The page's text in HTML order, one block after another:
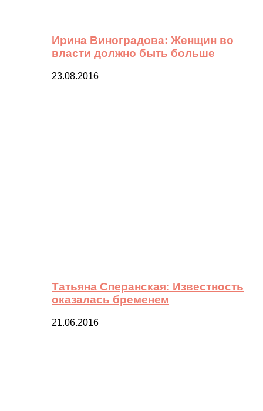
Ирина Виноградова: Женщин во
власти должно быть больше
23.08.2016
Татьяна Сперанская: Известность
оказалась бременем
21.06.2016